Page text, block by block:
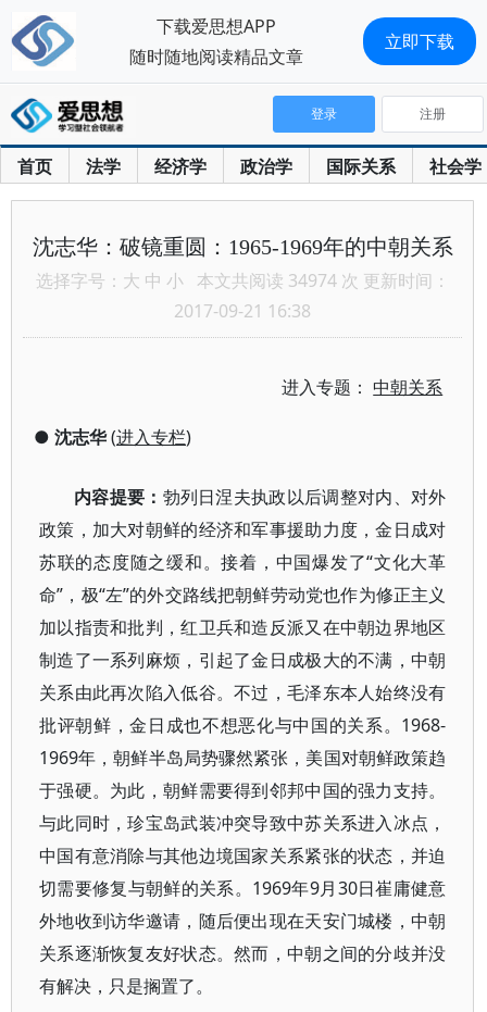
首页 法学 经济学 政治学 国际关系 社会学
登录 注册
沈志华：破镜重圆：1965-1969年的中朝关系
选择字号： 大 中 小 本文共阅读 34974 次 更新时间：
2017-09-21 16:38
进入专题：中朝关系
● 沈志华(进入专栏)
内容提要： 勃列日涅夫执政以后调整对内、对外
政策，加大对朝鲜的经济和军事援助力度，金日成对
苏联的态度随之缓和。接着，中国爆发了“文化大革
命”，极“左”的外交路线把朝鲜劳动党也作为修正主义
加以指责和批判，红卫兵和造反派又在中朝边界地区
制造了一系列麻烦，引起了金日成极大的不满，中朝
关系由此再次陷入低谷。不过，毛泽东本人始终没有
批评朝鲜，金日成也不想恶化与中国的关系。1968-
1969年，朝鲜半岛局势骤然紧张，美国对朝鲜政策趋
于强硬。为此，朝鲜需要得到邻邦中国的强力支持。
与此同时，珍宝岛武装冲突导致中苏关系进入冰点，
中国有意消除与其他边境国家关系紧张的状态，并迫
切需要修复与朝鲜的关系。1969年9月30日崔庸健意
外地收到访华邀请，随后便出现在天安门城楼，中朝
关系逐渐恢复友好状态。然而，中朝之间的分歧并没
有解决，只是搁置了。
下载爱思想APP
随时随地阅读精品文章
立即下载